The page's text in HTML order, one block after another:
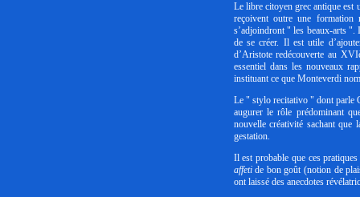
Le libre citoyen grec antique est
reçoivent outre une
s’adjoindront " les beaux-arts ".
de se créer. Il est utile
d’Aristote redécouverte au
essentiel dans les nouveaux
instituant ce que Monteverdi
Le " stylo recitativo " dont parle
augurer le rôle prédominant
nouvelle créativité sachant
gestation.
Il est probable que ces
affetide bon goût (notion de
ont laissé des anecdotes